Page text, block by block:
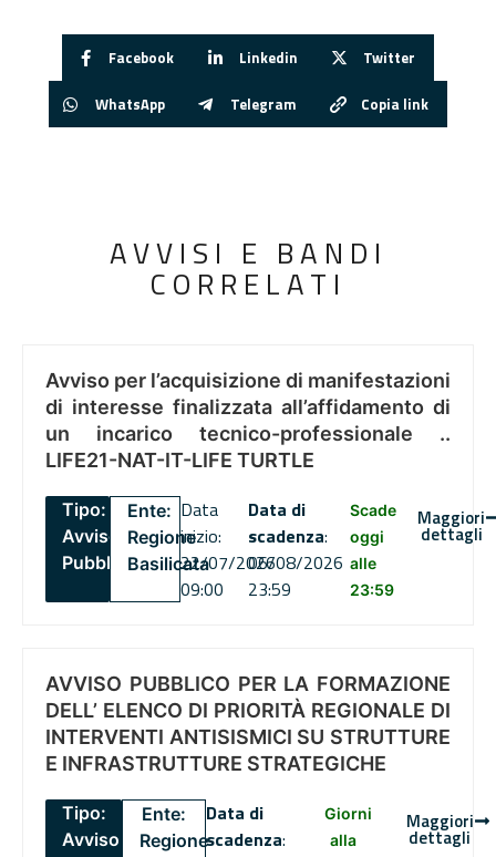
Facebook Linkedin Twitter
WhatsApp Telegram Copia link
AVVISI E BANDI
CORRELATI
Avviso per l’acquisizione di manifestazioni
di interesse finalizzata all’affidamento di
un incarico tecnico-professionale ..
LIFE21-NAT-IT-LIFE TURTLE
Tipo:
Avviso
Pubblico
Ente:
Regione
Basilicata
Data
inizio:
22/07/2026
09:00
Data di
scadenza:
06/08/2026
23:59
Scade
oggi
alle
23:59
Maggiori
dettagli
AVVISO PUBBLICO PER LA FORMAZIONE
DELL’ ELENCO DI PRIORITÀ REGIONALE DI
INTERVENTI ANTISISMICI SU STRUTTURE
E INFRASTRUTTURE STRATEGICHE
Tipo:
Avviso
Ente:
Regione
Data di
scadenza:
Giorni
alla
Maggiori
dettagli